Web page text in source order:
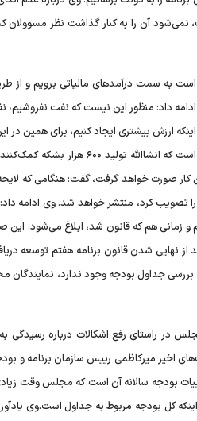
نمی‌شود آن را به کنار گذاشت نظر مسوولان
است به سمت درآمدهای مالیاتی برویم و از
داد: منظور این نیست که نفت نفروشیم،
ارزش بیشتری ایجاد کنیم، برای همین در
۲ پالایشگاه پتروپالایشی با ظرفیت تولید ۳۰۰ هزار بشکه‌ای توافق‌نامه‌هایش امضا شد و برای اجرا رفته است که
کار صورت خواهد گرفت، گفت: هنگامی که
کرد، منتشر خواهد شد. وی ادامه داد:
و زمانی هم که قانون شد، ابلاغ می‌شود.
نهایی شدن قانون برنامه هفتم توسعه
بررسی جداول بودجه وجود ندارد، نمایندگان
در راستای رفع اشکالات درباره رسیدگی
اخیر میرکاظمی رییس سازمان برنامه و
بودجه سالانه آن است که مجلس وقت
کلی به جداول داده می‌شد. حال اینکه کل بودجه مربوط به جداول است.وی